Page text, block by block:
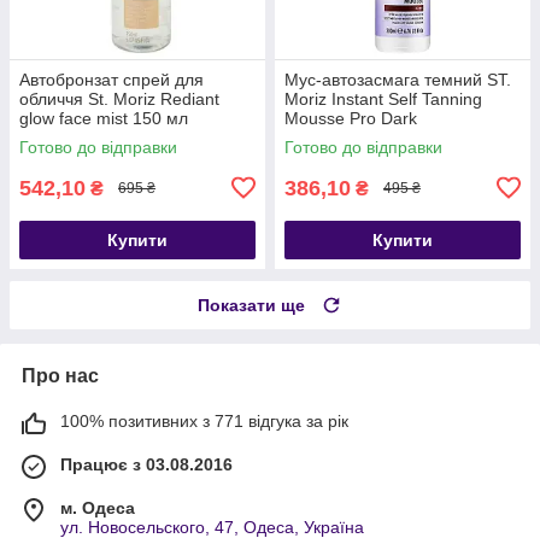
Автобронзат спрей для
обличчя St. Moriz Rediant
glow face mist 150 мл
Готово до відправки
542,10 ₴ 695 ₴
Купити
Мус-автозасмага темний ST.
Moriz Instant Self Tanning
Mousse Pro Dark
Готово до відправки
386,10 ₴ 495 ₴
Купити
Показати ще
Про нас
100% позитивних з 771 відгука за рік
Працює з 03.08.2016
м. Одеса
ул. Новосельского, 47, Одеса, Україна